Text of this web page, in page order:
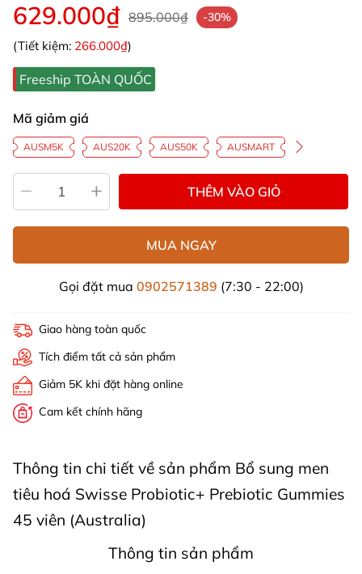
629.000₫ 895.000₫ -30%
(Tiết kiệm: 266.000₫)
Freeship TOÀN QUỐC
Mã giảm giá
AUSM5K AUS20K AUS50K AUSMART
THÊM VÀO GIỎ
MUA NGAY
Gọi đặt mua 0902571389 (7:30 - 22:00)
Giao hàng toàn quốc
Tích điểm tất cả sản phẩm
Giảm 5K khi đặt hàng online
Cam kết chính hãng
Thông tin chi tiết về sản phẩm Bổ sung men
tiêu hoá Swisse Probiotic+ Prebiotic Gummies
45 viên (Australia)
Thông tin sản phẩm